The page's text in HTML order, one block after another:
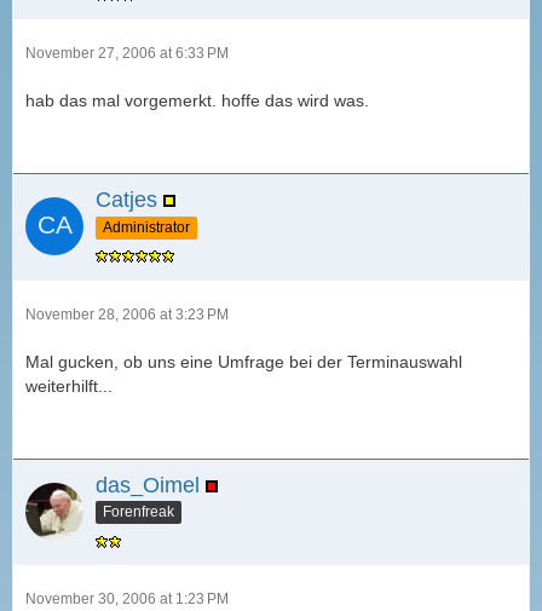
November 27, 2006 at 6:33 PM
hab das mal vorgemerkt. hoffe das wird was.
Catjes
Administrator
November 28, 2006 at 3:23 PM
Mal gucken, ob uns eine Umfrage bei der Terminauswahl
weiterhilft...
das_Oimel
Forenfreak
November 30, 2006 at 1:23 PM